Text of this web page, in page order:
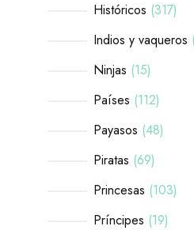
Históricos 317
Indios y vaqueros
Ninjas 15
Países 112
Payasos 48
Piratas 69
Princesas 103
Príncipes 19